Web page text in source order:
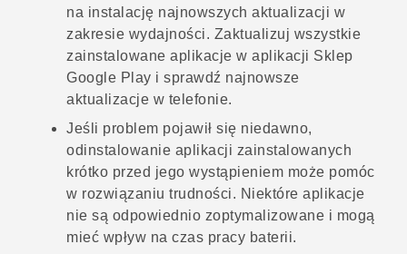
na instalację najnowszych aktualizacji w
zakresie wydajności. Zaktualizuj wszystkie
zainstalowane aplikacje w aplikacji Sklep
Google Play i sprawdź najnowsze
aktualizacje w telefonie.
Jeśli problem pojawił się niedawno,
odinstalowanie aplikacji zainstalowanych
krótko przed jego wystąpieniem może pomóc
w rozwiązaniu trudności. Niektóre aplikacje
nie są odpowiednio zoptymalizowane i mogą
mieć wpływ na czas pracy baterii.